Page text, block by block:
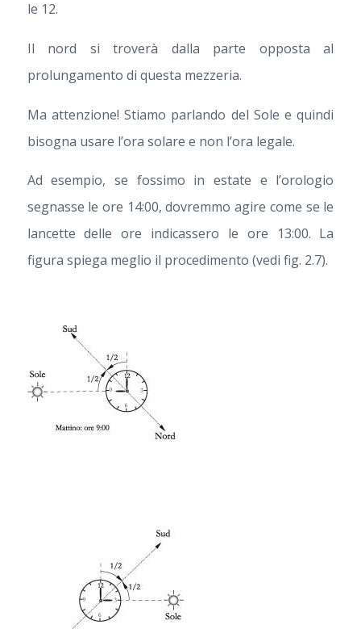
le 12.
Il nord si troverà dalla parte opposta al
prolungamento di questa mezzeria.
Ma attenzione! Stiamo parlando del Sole e quindi
bisogna usare l’ora solare e non l’ora legale.
Ad esempio, se fossimo in estate e l’orologio
segnasse le ore 14:00, dovremmo agire come se le
lancette delle ore indicassero le ore 13:00. La
figura spiega meglio il procedimento (vedi fig. 2.7).